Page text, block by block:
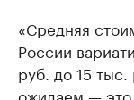
«Средняя
России
руб. до 15 тыс.
ожидаем — это